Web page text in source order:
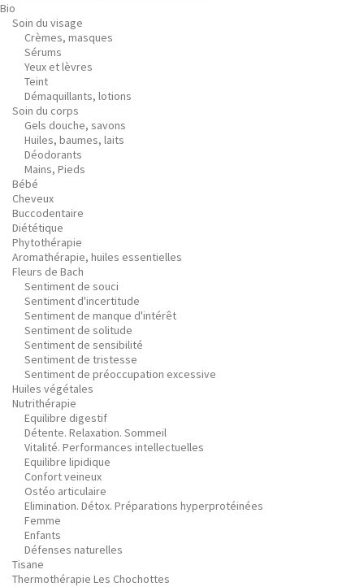
Bio
Soin du visage
Crèmes, masques
Sérums
Yeux et lèvres
Teint
Démaquillants, lotions
Soin du corps
Gels douche, savons
Huiles, baumes, laits
Déodorants
Mains, Pieds
Bébé
Cheveux
Buccodentaire
Diététique
Phytothérapie
Aromathérapie, huiles essentielles
Fleurs de Bach
Sentiment de souci
Sentiment d'incertitude
Sentiment de manque d'intérêt
Sentiment de solitude
Sentiment de sensibilité
Sentiment de tristesse
Sentiment de préoccupation excessive
Huiles végétales
Nutrithérapie
Equilibre digestif
Détente. Relaxation. Sommeil
Vitalité. Performances intellectuelles
Equilibre lipidique
Confort veineux
Ostéo articulaire
Elimination. Détox. Préparations hyperprotéinées
Femme
Enfants
Défenses naturelles
Tisane
Thermothérapie Les Chochottes